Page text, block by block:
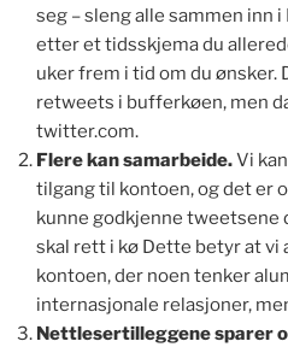
seg – sleng alle sammen inn
etter et tidsskjema du
uker frem i tid om du ønsker.
retweets i bufferkøen, men
twitter.com.
Flere kan samarbeide.Vi
tilgang til kontoen, og det er
kunne godkjenne tweetsene
skal rett i kø Dette betyr at vi
kontoen, der noen tenker
internasjonale relasjoner,
Nettlesertilleggene sparer